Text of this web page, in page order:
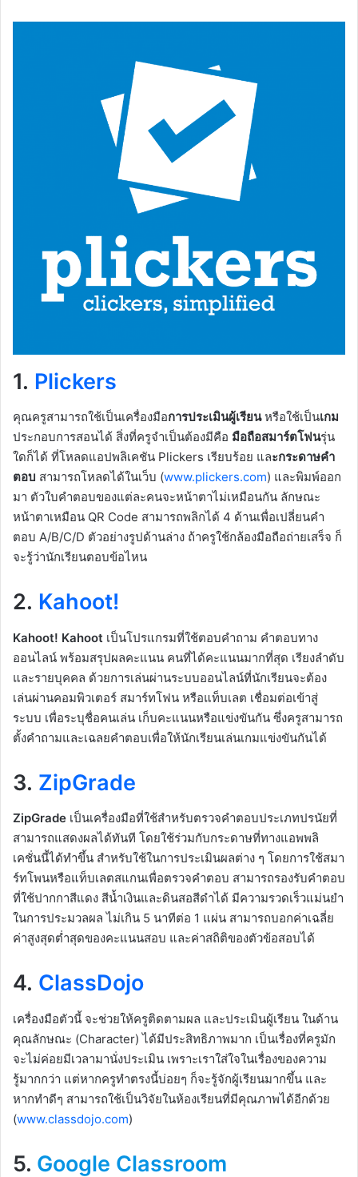
1. Plickers
คุณครูสามารถใช้เป็นเครื่องมือการประเมินผู้เรียนหรือใช้เป็นเกม
ประกอบการสอนได้ สิ่งที่ครูจำเป็นต้องมีคือ มือถือสมาร์ตโฟนรุ่น
ใดก็ได้ ที่โหลดแอปพลิเคชัน Plickers เรียบร้อย และกระดาษคำ
ตอบ สามารถโหลดได้ในเว็บ (www.plickers.com) และพิมพ์ออก
มา ตัวใบคำตอบของแต่ละคนจะหน้าตาไม่เหมือนกัน ลักษณะ
หน้าตาเหมือน QR Code สามารถพลิกได้ 4 ด้านเพื่อเปลี่ยนคำ
ตอบ A/B/C/D ตัวอย่างรูปด้านล่าง ถ้าครูใช้กล้องมือถือถ่ายเสร็จ ก็
จะรู้ว่านักเรียนตอบข้อไหน
2. Kahoot!
Kahoot! Kahoot เป็นโปรแกรมที่ใช้ตอบคำถาม คำตอบทาง
ออนไลน์ พร้อมสรุปผลคะแนน คนที่ได้คะแนนมากที่สุด เรียงลำดับ
และรายบุคคล ด้วยการเล่นผ่านระบบออนไลน์ที่นักเรียนจะต้อง
เล่นผ่านคอมพิวเตอร์ สมาร์ทโฟน หรือแท็บเลต เชื่อมต่อเข้าสู่
ระบบ เพื่อระบุชื่อคนเล่น เก็บคะแนนหรือแข่งขันกัน ซึ่งครูสามารถ
ตั้งคำถามและเฉลยคำตอบเพื่อให้นักเรียนเล่นเกมแข่งขันกันได้
3. ZipGrade
ZipGrade เป็นเครื่องมือที่ใช้สำหรับตรวจคำตอบประเภทปรนัยที่
สามารถแสดงผลได้ทันที โดยใช้ร่วมกับกระดาษที่ทางแอพพลิ
เคชั่นนี้ได้ทำขึ้น สำหรับใช้ในการประเมินผลต่าง ๆ โดยการใช้สมา
ร์ทโพนหรือแท็บเลตสแกนเพื่อตรวจคำตอบ สามารถรองรับคำตอบ
ที่ใช้ปากกาสีแดง สีน้ำเงินและดินสอสีดำได้ มีความรวดเร็วแม่นยำ
ในการประมวลผล ไม่เกิน 5 นาทีต่อ 1 แผ่น สามารถบอกค่าเฉลี่ย
ค่าสูงสุดต่ำสุดของคะแนนสอบ และค่าสถิติของตัวข้อสอบได้
4. ClassDojo
เครื่องมือตัวนี้ จะช่วยให้ครูติดตามผล และประเมินผู้เรียน ในด้าน
คุณลักษณะ (Character) ได้มีประสิทธิภาพมาก เป็นเรื่องที่ครูมัก
จะไม่ค่อยมีเวลามานั่งประเมิน เพราะเราใส่ใจในเรื่องของความ
รู้มากกว่า แต่หากครูทำตรงนี้บ่อยๆ ก็จะรู้จักผู้เรียนมากขึ้น และ
หากทำดีๆ สามารถใช้เป็นวิจัยในห้องเรียนที่มีคุณภาพได้อีกด้วย
(www.classdojo.com)
5. Google Classroom